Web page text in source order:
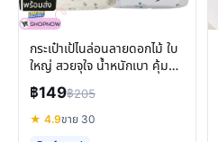
กระเป๋าเป้ไนล่อนลายดอกไม้ ใบ
ใหญ่ สวยจุใจ น้ำหนักเบา คุ้มค่า
สำหรับผู้หญิง
฿149฿205
★ 4.9ขาย 30